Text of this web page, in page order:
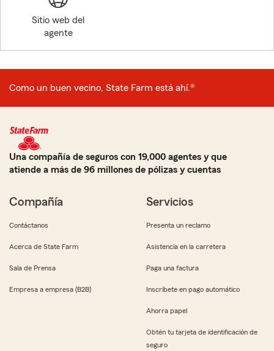
Sitio web del
agente
Como un buen vecino, State Farm está ahí.®
Una compañía de seguros con 19,000 agentes y que
atiende a más de 96 millones de pólizas y cuentas
Compañía
Contáctanos
Acerca de State Farm
Sala de Prensa
Empresa a empresa (B2B)
Servicios
Presenta un reclamo
Asistencia en la carretera
Paga una factura
Inscríbete en pago automático
Ahorra papel
Obtén tu tarjeta de identificación de
seguro